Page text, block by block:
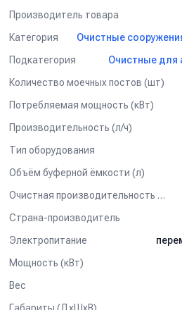
Влажность воздуха мах 90%.
Система отстоя воды.
Схема процесса:
Производитель товара
Категория
Очистные
Подкатегория
Очистные для
Количество моечных постов (шт)
Потребляемая мощность (кВт)
Производительность (л/ч)
Тип оборудования
Объём буферной ёмкости (л)
Очистная производительность (л/ч)
Страна-производитель
Электропитание
Мощность (кВт)
Вес
Габариты (ДхШхВ)